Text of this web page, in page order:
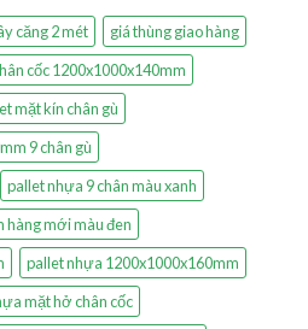
căng 2 mét
giá thùng giao hàng
cốc 1200x1000x140mm
mặt kín chân gù
9 chân gù
pallet nhựa 9 chân màu xanh
hàng mới màu đen
pallet nhựa 1200x1000x160mm
mặt hở chân cốc